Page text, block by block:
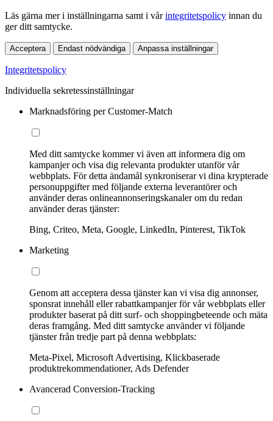
Läs gärna mer i inställningarna samt i vårintegritetspolicy innan du
ger ditt samtycke.
Acceptera Endast nödvändiga Anpassa inställningar
Integritetspolicy
Individuella sekretessinställningar
Marknadsföring per Customer-Match
Med ditt samtycke kommer vi även att informera dig om
kampanjer och visa dig relevanta produkter utanför vår
webbplats. För detta ändamål synkroniserar vi dina krypterade
personuppgifter med följande externa leverantörer och
använder deras onlineannonseringskanaler om du redan
använder deras tjänster:
Bing, Criteo, Meta, Google, LinkedIn, Pinterest, TikTok
Marketing
Genom att acceptera dessa tjänster kan vi visa dig annonser,
sponsrat innehåll eller rabattkampanjer för vår webbplats eller
produkter baserat på ditt surf- och shoppingbeteende och mäta
deras framgång. Med ditt samtycke använder vi följande
tjänster från tredje part på denna webbplats:
Meta-Pixel, Microsoft Advertising, Klickbaserade
produktrekommendationer, Ads Defender
Avancerad Conversion-Tracking